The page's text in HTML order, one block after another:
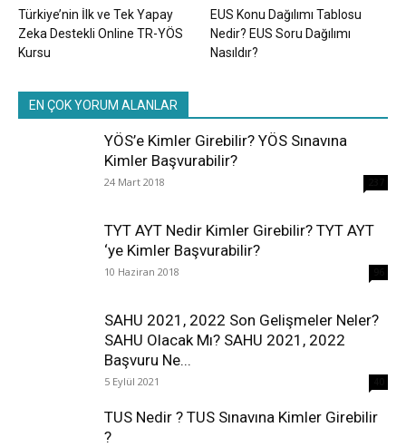
Türkiye’nin İlk ve Tek Yapay
Zeka Destekli Online TR-YÖS
Kursu
EUS Konu Dağılımı Tablosu
Nedir? EUS Soru Dağılımı
Nasıldır?
EN ÇOK YORUM ALANLAR
YÖS’e Kimler Girebilir? YÖS Sınavına
Kimler Başvurabilir?
24 Mart 2018
TYT AYT Nedir Kimler Girebilir? TYT AYT
‘ye Kimler Başvurabilir?
10 Haziran 2018
SAHU 2021, 2022 Son Gelişmeler Neler?
SAHU Olacak Mı? SAHU 2021, 2022
Başvuru Ne...
5 Eylül 2021
TUS Nedir ? TUS Sınavına Kimler Girebilir
?